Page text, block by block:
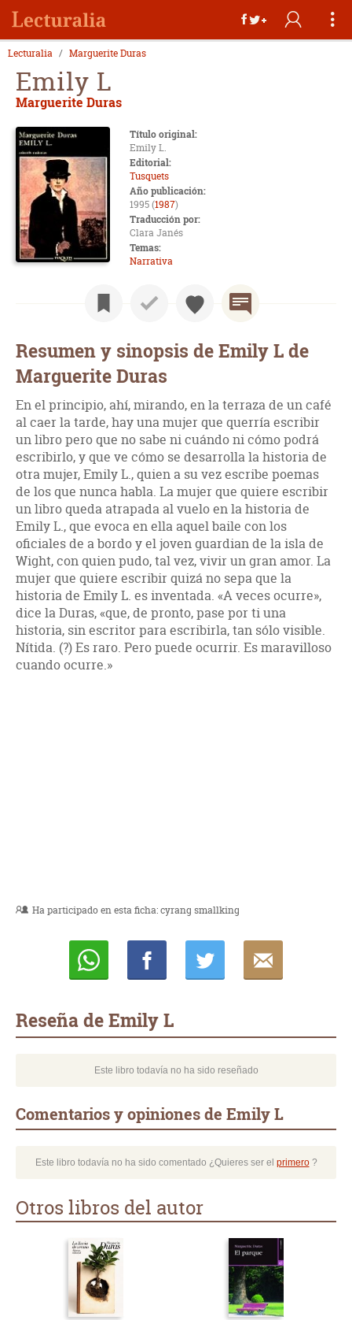
Lecturalia Marguerite Duras
Emily L
Marguerite Duras
Título original:
Emily L.
Editorial:
Tusquets
Año publicación:
1995 (1987)
Traducción por:
Clara Janés
Temas:
Narrativa
Resumen y sinopsis de Emily L de
Marguerite Duras
En el principio, ahí, mirando, en la terraza de un café
al caer la tarde, hay una mujer que querría escribir
un libro pero que no sabe ni cuándo ni cómo podrá
escribirlo, y que ve cómo se desarrolla la historia de
otra mujer, Emily L., quien a su vez escribe poemas
de los que nunca habla. La mujer que quiere escribir
un libro queda atrapada al vuelo en la historia de
Emily L., que evoca en ella aquel baile con los
oficiales de a bordo y el joven guardian de la isla de
Wight, con quien pudo, tal vez, vivir un gran amor. La
mujer que quiere escribir quizá no sepa que la
historia de Emily L. es inventada. «A veces ocurre»,
dice la Duras, «que, de pronto, pase por ti una
historia, sin escritor para escribirla, tan sólo visible.
Nítida. (?) Es raro. Pero puede ocurrir. Es maravilloso
cuando ocurre.»
Ha participado en esta ficha:cyrang smallking
Reseña de Emily L
Este libro todavía no ha sido reseñado
Comentarios y opiniones de Emily L
Este libro todavía no ha sido comentado ¿Quieres ser el primero?
Otros libros del autor